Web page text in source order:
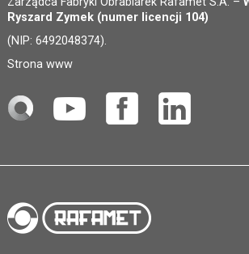
Ryszard Zymek (numer licencji 104)
(NIP: 6492048374).
Strona www